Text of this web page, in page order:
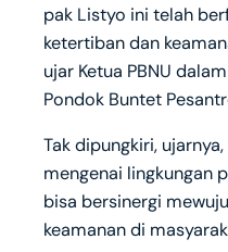
pak Listyo ini telah
ketertiban dan
ujar Ketua PBNU
Pondok Buntet
Tak dipungkiri,
mengenai lingkungan
bisa bersinergi
keamanan di